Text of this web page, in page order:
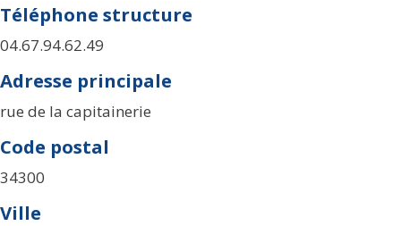
Téléphone structure
04.67.94.62.49
Adresse principale
rue de la capitainerie
Code postal
34300
Ville